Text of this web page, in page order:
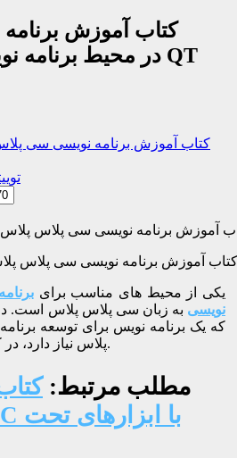
کتاب آموزش
پلاس (C++) در محیط برنامه نویسی QT
محیط برنامه نویسی QT یکی از محیط های مناسب برایبرنامه
نویسی به زبان سی پلاس پلاس است. در
که یک برنامه نویس برای توسعه
پلاس نیاز دارد، در کنار هم جمع آوری شده اند.
مطلب مرتبط: